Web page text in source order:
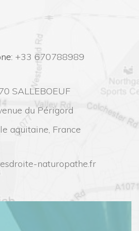
+33 670788989
SALLEBOEUF
du Périgord
aquitaine, France
naturopathe.fr